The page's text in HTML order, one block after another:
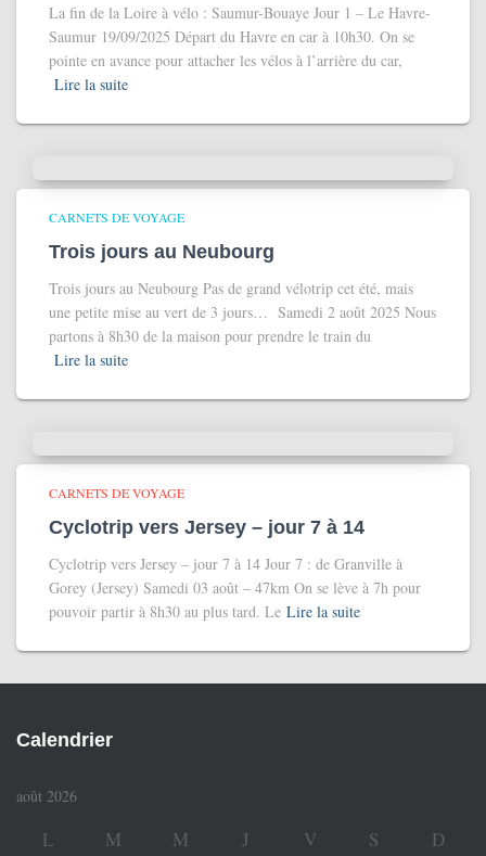
La fin de la Loire à vélo : Saumur-Bouaye Jour 1 – Le Havre-
Saumur 19/09/2025 Départ du Havre en car à 10h30. On se
pointe en avance pour attacher les vélos à l’arrière du car,
Lire la suite
CARNETS DE VOYAGE
Trois jours au Neubourg
Trois jours au Neubourg Pas de grand vélotrip cet été, mais
une petite mise au vert de 3 jours… Samedi 2 août 2025 Nous
partons à 8h30 de la maison pour prendre le train du
Lire la suite
CARNETS DE VOYAGE
Cyclotrip vers Jersey – jour 7 à 14
Cyclotrip vers Jersey – jour 7 à 14 Jour 7 : de Granville à
Gorey (Jersey) Samedi 03 août – 47km On se lève à 7h pour
pouvoir partir à 8h30 au plus tard. Le Lire la suite
Calendrier
août 2026
L M M J V S D